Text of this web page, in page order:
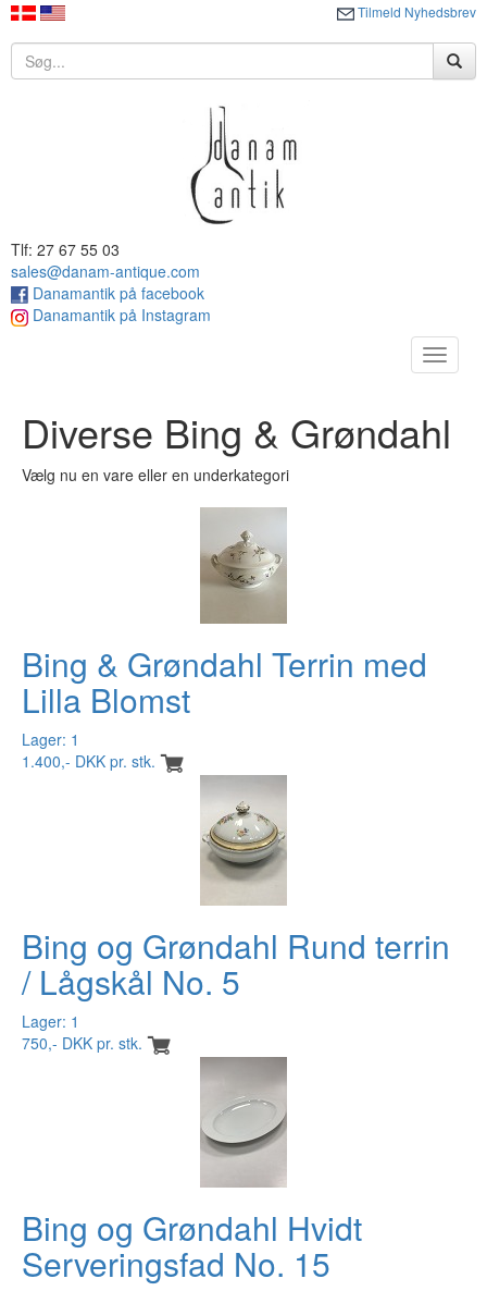
Tilmeld Nyhedsbrev
Tlf: 27 67 55 03
sales@danam-antique.com
Danamantik på facebook
Danamantik på Instagram
Toggle
Diverse Bing & Grøndahl
Vælg nu en vare eller en underkategori
Bing & Grøndahl Terrin med
Lilla Blomst
Lager: 1
1.400,- DKK pr. stk.
Bing og Grøndahl Rund terrin
/ Lågskål No. 5
Lager: 1
750,- DKK pr. stk.
Bing og Grøndahl Hvidt
Serveringsfad No. 15